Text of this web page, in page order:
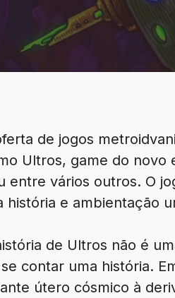
de jogos
Ultros, game do novo
entre vários outros. O
história e ambientação
de Ultros não é
contar uma história.
útero cósmico à